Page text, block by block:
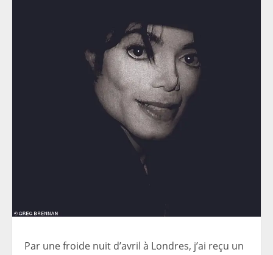
Par une froide nuit d’avril à Londres, j’ai reçu un